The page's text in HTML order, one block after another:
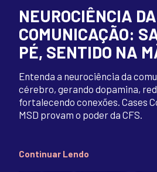
NEUROCIÊNCIA DA
COMUNICAÇÃO:
PÉ, SENTIDO NA
Entenda a neurociência da
cérebro, gerando dopamina,
fortalecendo conexões. Cases
MSD provam o poder da CFS.
Continuar Lendo